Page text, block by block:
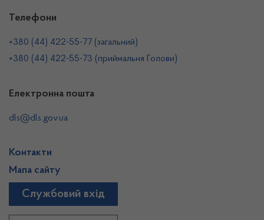
Телефони
+380 (44) 422-55-77 (загальний)
+380 (44) 422-55-73 (приймальня Голови)
Електронна пошта
dls@dls.gov.ua
Контакти
Мапа сайту
Службовий вхід